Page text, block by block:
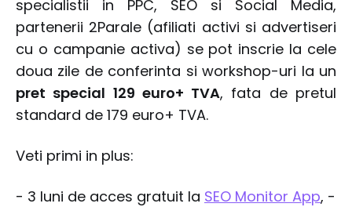
specialistii in PPC, SEO si Social Media,
partenerii 2Parale (afiliati activi si advertiseri
cu o campanie activa) se pot inscrie la cele
doua zile de conferinta si workshop-uri la un
pret special 129 euro+ TVA, fata de pretul
standard de 179 euro+ TVA.
Veti primi in plus:
- 3 luni de acces gratuit la SEO Monitor App, -